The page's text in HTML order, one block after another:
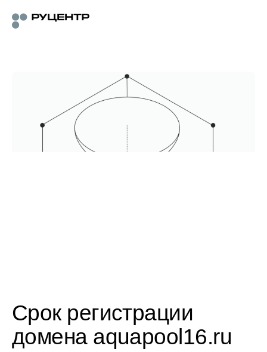
Срок регистрации
домена aquapool16.ru